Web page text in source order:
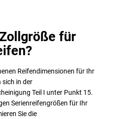
für
Reifendimensionen für Ihr
sich in der
Teil I unter Punkt 15.
Serienreifengrößen für Ihr
Sie die